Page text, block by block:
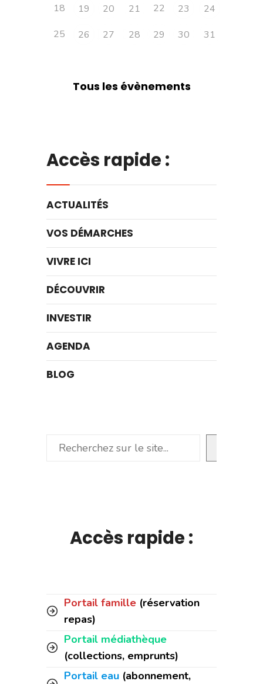
18
19 20 21 22 23
24
25
26 27 28 29 30 31
Tous les évènements
Accès rapide :
ACTUALITÉS
VOS DÉMARCHES
VIVRE ICI
DÉCOUVRIR
INVESTIR
AGENDA
BLOG
Rechercher
Accès rapide :
Portail famille (réservation
repas)
Portail médiathèque
(collections, emprunts)
Portail eau (abonnement,